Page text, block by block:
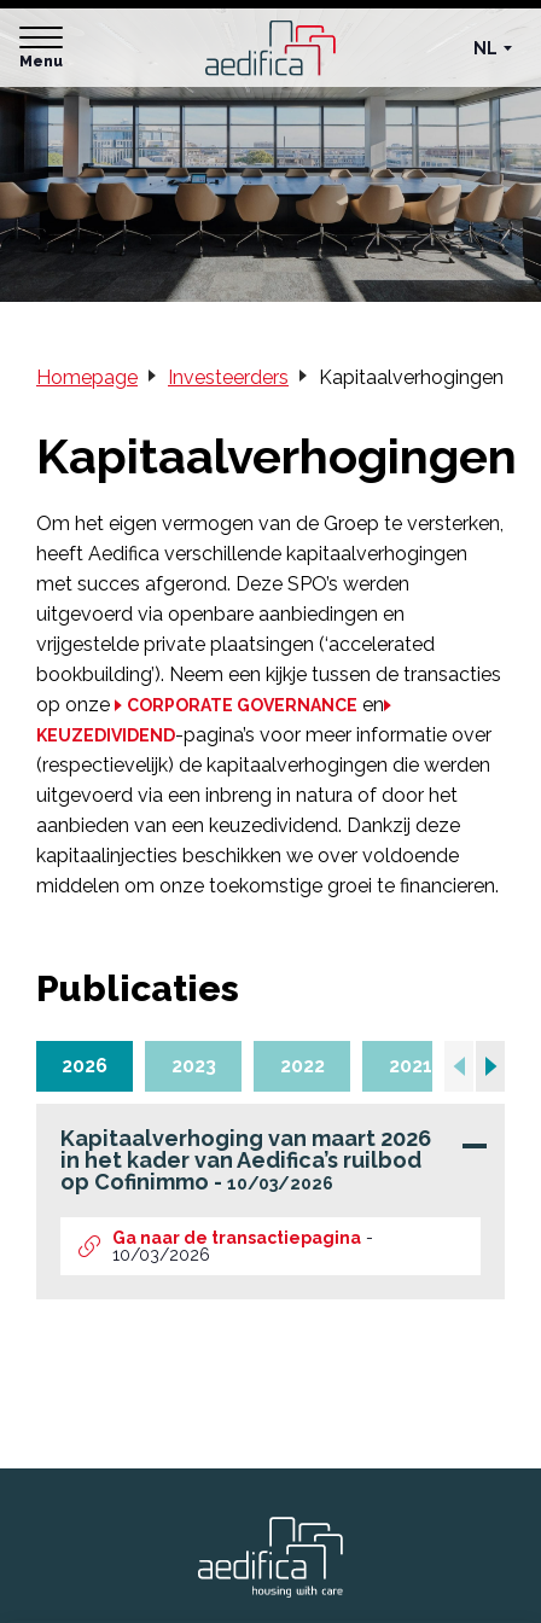
Menu
NL
Homepage Investeerders Kapitaalverhogingen
Kapitaalverhogingen
Om het eigen vermogen van de Groep te versterken,
heeft Aedifica verschillende kapitaalverhogingen
met succes afgerond. Deze SPO’s werden
uitgevoerd via openbare aanbiedingen en
vrijgestelde private plaatsingen (‘accelerated
bookbuilding’). Neem een kijkje tussen de transacties
op onze
CORPORATE GOVERNANCE en
KEUZEDIVIDEND-pagina’s voor meer informatie over
(respectievelijk) de kapitaalverhogingen die werden
uitgevoerd via een inbreng in natura of door het
aanbieden van een keuzedividend. Dankzij deze
kapitaalinjecties beschikken we over voldoende
middelen om onze toekomstige groei te financieren.
Publicaties
2026 2023 2022 2021
Kapitaalverhoging van maart 2026
in het kader van Aedifica’s ruilbod
op Cofinimmo - 10/03/2026
Ga naar de transactiepagina -
10/03/2026